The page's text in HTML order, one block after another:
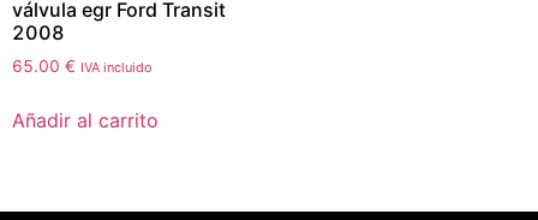
válvula egr Ford Transit
2008
65.00 € IVA incluido
Añadir al carrito